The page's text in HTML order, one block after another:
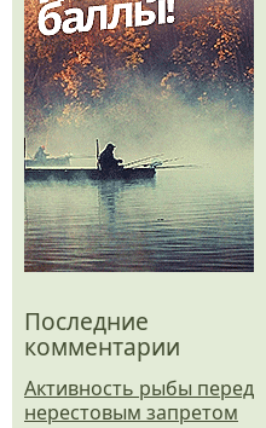
Последние
комментарии
Активность рыбы перед
нерестовым запретом